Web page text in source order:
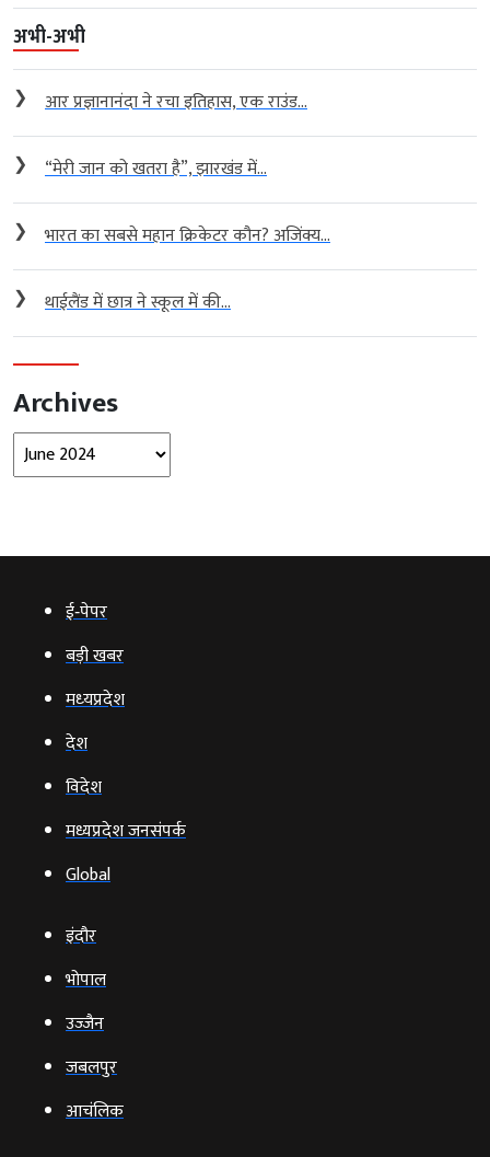
अभी-अभी
❯ आर प्रज्ञानानंदा ने रचा इतिहास, एक राउंड...
❯ “मेरी जान को खतरा है”, झारखंड में...
❯ भारत का सबसे महान क्रिकेटर कौन? अजिंक्य...
❯ थाईलैंड में छात्र ने स्कूल में की...
Archives
Archives
ई‑पेपर
बड़ी खबर
मध्‍यप्रदेश
देश
विदेश
मध्यप्रदेश जनसंपर्क
Global
इंदौर
भोपाल
उज्‍जैन
जबलपुर
आचंलिक